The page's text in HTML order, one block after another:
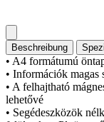
Beschreibung
• A4 formátumú
• Információk magas
• A felhajtható
lehetővé
• Segédeszközök